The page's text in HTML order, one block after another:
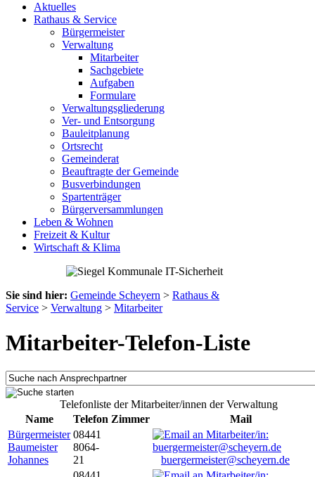
Aktuelles
Rathaus & Service
Bürgermeister
Verwaltung
Mitarbeiter
Sachgebiete
Aufgaben
Formulare
Verwaltungsgliederung
Ver- und Entsorgung
Bauleitplanung
Ortsrecht
Gemeinderat
Beauftragte der Gemeinde
Busverbindungen
Spartenträger
Bürgerversammlungen
Leben & Wohnen
Freizeit & Kultur
Wirtschaft & Klima
Sie sind hier: Gemeinde Scheyern > Rathaus &
Service > Verwaltung > Mitarbeiter
Mitarbeiter-Telefon-Liste
Telefonliste der Mitarbeiter/innen der Verwaltung
Name
Telefon Zimmer
Mail
Bürgermeister
Baumeister
Johannes
08441
8064-
21
buergermeister@scheyern.de